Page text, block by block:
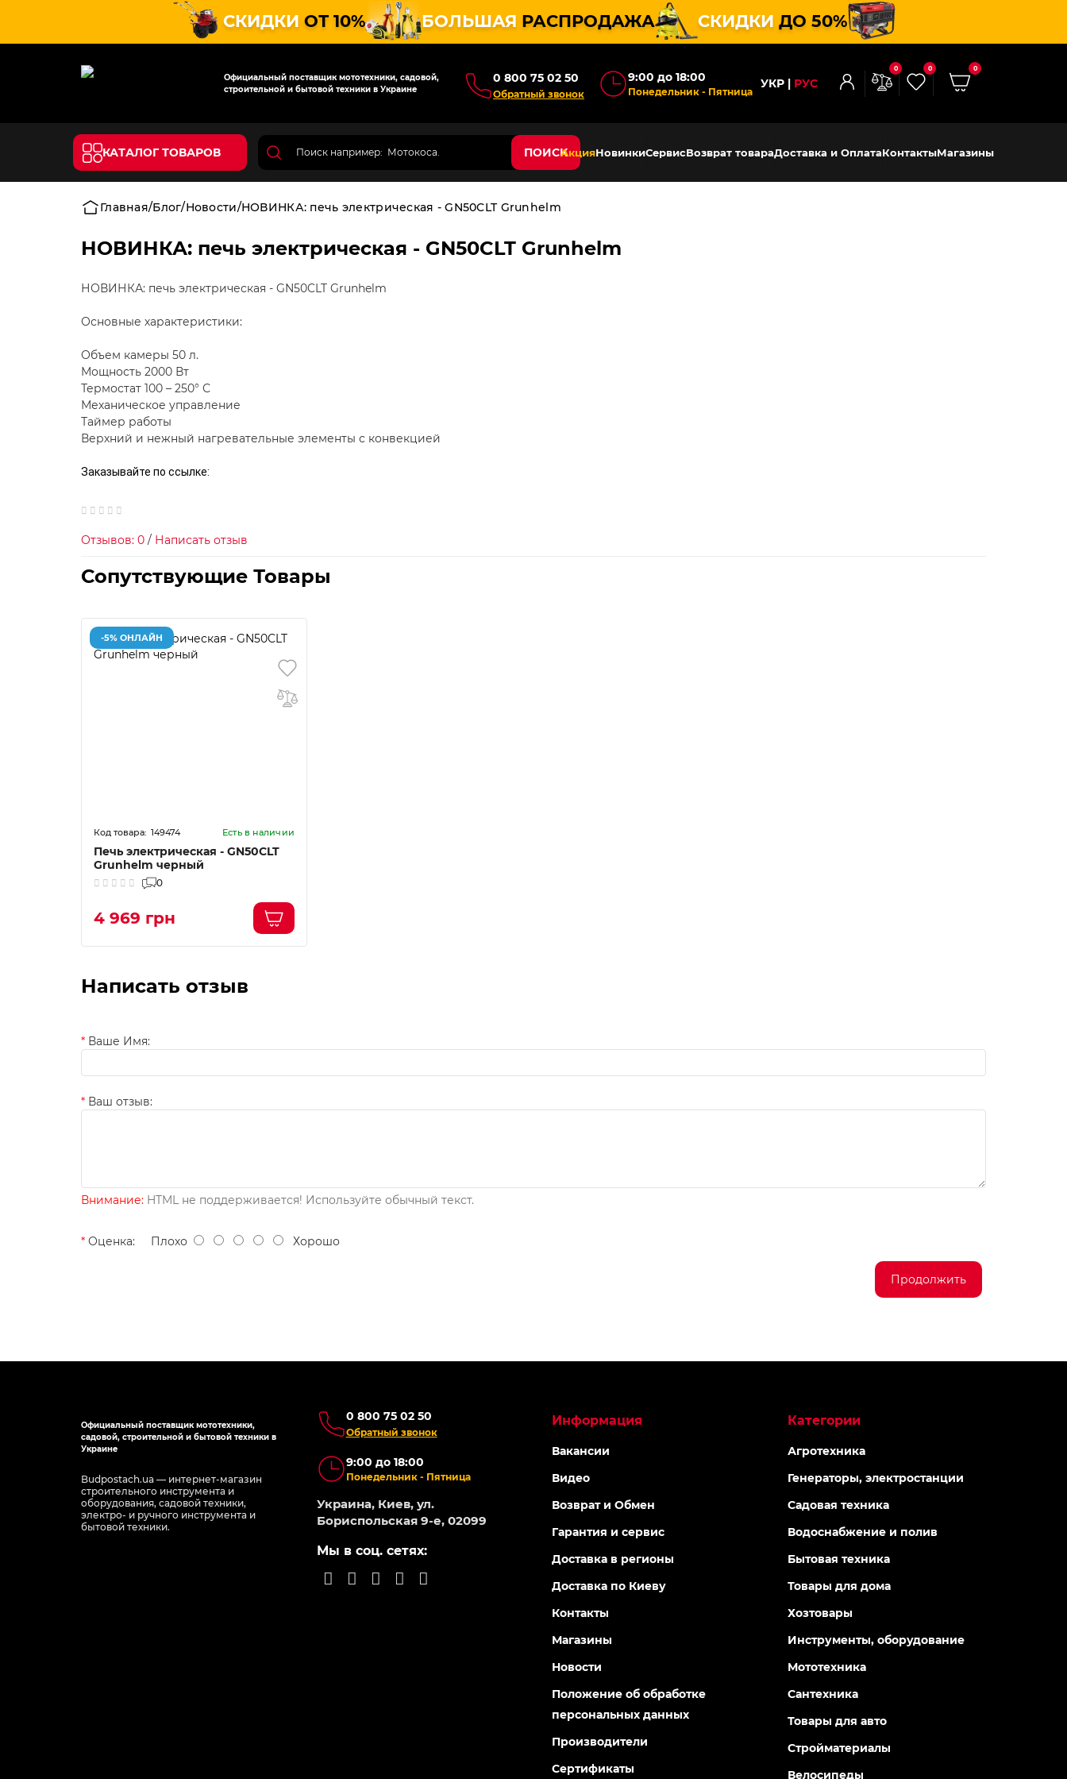
СКИДКИ ОТ 10% БОЛЬШАЯ РАСПРОДАЖА СКИДКИ ДО 50%
Официальный поставщик мототехники, садовой,
строительной и бытовой техники в Украине
0 800 75 02 50
Обратный звонок
9:00 до 18:00
Понедельник - Пятница
УКР РУС
0 0 0
КАТАЛОГ ТОВАРОВ ПОИСКАкцияНовинкиСервисВозврат товараДоставка и ОплатаКонтактыМагазины
Главная Блог Новости НОВИНКА: печь электрическая - GN50CLT Grunhelm
НОВИНКА: печь электрическая - GN50CLT Grunhelm
НОВИНКА: печь электрическая - GN50CLT Grunhelm
Основные характеристики:
Объем камеры 50 л.
Мощность 2000 Вт
Термостат 100 – 250° С
Механическое управление
Таймер работы
Верхний и нежный нагревательные элементы с конвекцией
Заказывайте по ссылке:
Отзывов: 0 / Написать отзыв
Сопутствующие Товары
-5% ОНЛАЙН
149474 Есть в наличии
Печь электрическая - GN50CLT
Grunhelm черный
0
4 969 грн
Написать отзыв
Ваше Имя:
Ваш отзыв:
Внимание: HTML не поддерживается! Используйте обычный текст.
Оценка: Плохо Хорошо
Продолжить
Официальный поставщик мототехники,
садовой, строительной и бытовой техники в
Украине
Budpostach.ua — интернет-магазин
строительного инструмента и
оборудования, садовой техники,
электро- и ручного инструмента и
бытовой техники.
0 800 75 02 50
Обратный звонок
9:00 до 18:00
Понедельник - Пятница
Украина, Киев, ул.
Бориспольская 9-е, 02099
Мы в соц. сетях:
Информация
Вакансии
Видео
Возврат и Обмен
Гарантия и сервис
Доставка в регионы
Доставка по Киеву
Контакты
Магазины
Новости
Положение об обработке
персональных данных
Производители
Сертификаты
Категории
Агротехника
Генераторы, электростанции
Садовая техника
Водоснабжение и полив
Бытовая техника
Товары для дома
Хозтовары
Инструменты, оборудование
Мототехника
Сантехника
Товары для авто
Стройматериалы
Велосипеды